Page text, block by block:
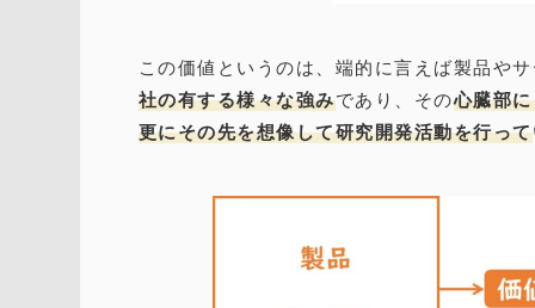
この価値というのは、端的に言えば製品や
社の有する様々な強みであり、その心臓部
更にその先を想像して研究開発活動を行って